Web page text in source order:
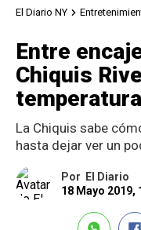
El Diario NY
Entre
Chiquis
temperatura
La Chiquis sabe
hasta dejar ver un
Por
El Diario
18 Mayo 2019,